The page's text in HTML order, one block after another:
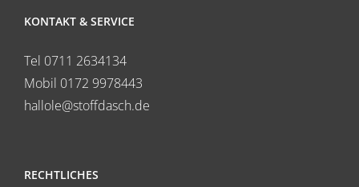
KONTAKT & SERVICE
Tel 0711 2634134
Mobil 0172 9978443
hallole@stoffdasch.de
RECHTLICHES